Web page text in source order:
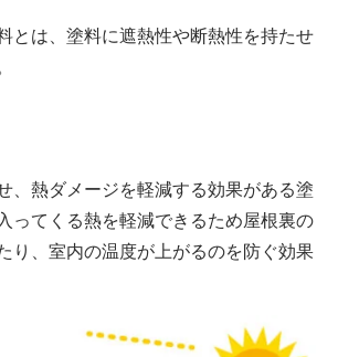
とは、塗料に遮熱性や断熱性を持たせ
、熱ダメージを軽減する効果がある塗
ってくる熱を軽減できるため屋根裏の
り、室内の温度が上がるのを防ぐ効果